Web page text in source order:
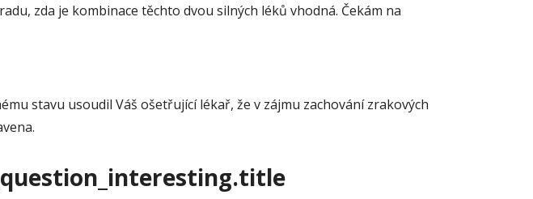
zda je kombinace těchto dvou silných léků vhodná. Čekám na
stavu usoudil Váš ošetřující lékař, že v zájmu zachování zrakových